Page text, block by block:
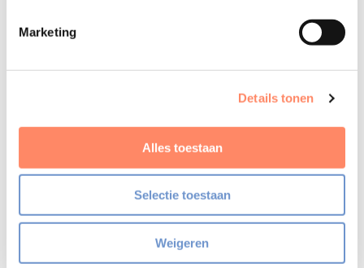
Marketing
Details tonen
Alles toestaan
Selectie toestaan
Weigeren